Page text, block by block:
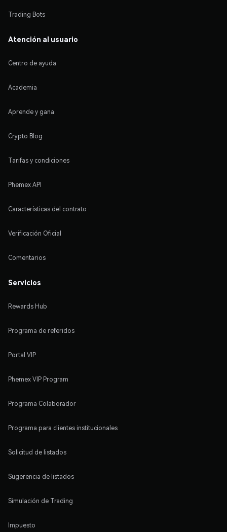
Trading Bots
Atención al usuario
Centro de ayuda
Academia
Aprende y gana
Crypto Blog
Tarifas y condiciones
Phemex API
Características del contrato
Verificación Oficial
Comentarios
Servicios
Rewards Hub
Programa de referidos
Portal VIP
Phemex VIP Program
Programa Colaborador
Programa para clientes institucionales
Solicitud de listados
Sugerencia de listados
Simulación de Trading
Impuesto